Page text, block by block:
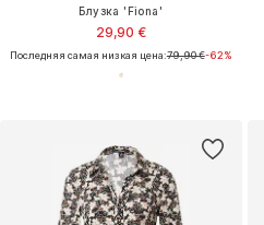
Блузка 'Fiona'
29,90 €
Последняя самая низкая цена:79,90 €-62%